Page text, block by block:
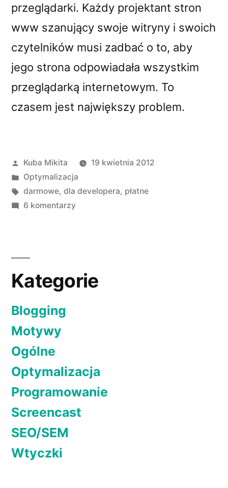
przeglądarki. Każdy projektant stron
www szanujący swoje witryny i swoich
czytelników musi zadbać o to, aby
jego strona odpowiadała wszystkim
przeglądarką internetowym. To
czasem jest największy problem.
Opublikowane
przez
Kuba Mikita
19 kwietnia 2012
Opublikowano
w
Optymalizacja
Tagi:
darmowe, dla developera, płatne
6 komentarzydo
przeglądarki
www
Kategorie
Blogging
Motywy
Ogólne
Optymalizacja
Programowanie
Screencast
SEO/SEM
Wtyczki